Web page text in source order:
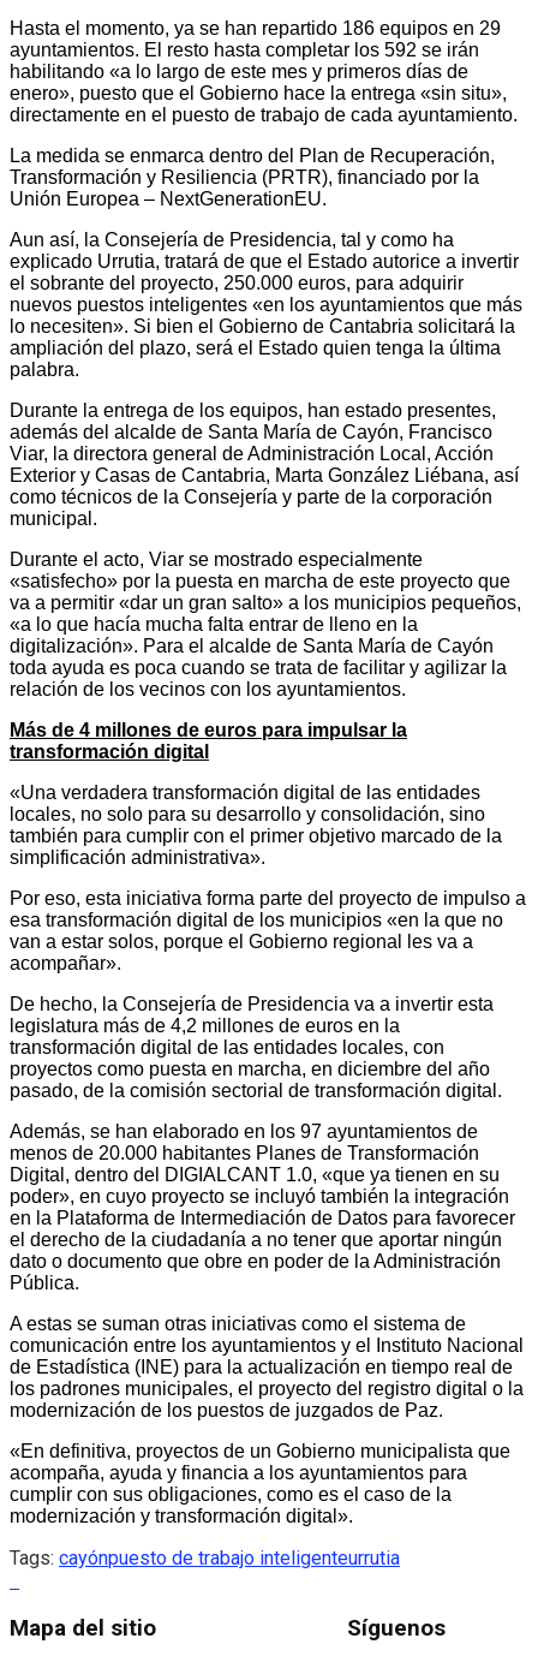
Hasta el momento, ya se han repartido 186 equipos en 29
ayuntamientos. El resto hasta completar los 592 se irán
habilitando «a lo largo de este mes y primeros días de
enero», puesto que el Gobierno hace la entrega «sin situ»,
directamente en el puesto de trabajo de cada ayuntamiento.
La medida se enmarca dentro del Plan de Recuperación,
Transformación y Resiliencia (PRTR), financiado por la
Unión Europea – NextGenerationEU.
Aun así, la Consejería de Presidencia, tal y como ha
explicado Urrutia, tratará de que el Estado autorice a invertir
el sobrante del proyecto, 250.000 euros, para adquirir
nuevos puestos inteligentes «en los ayuntamientos que más
lo necesiten». Si bien el Gobierno de Cantabria solicitará la
ampliación del plazo, será el Estado quien tenga la última
palabra.
Durante la entrega de los equipos, han estado presentes,
además del alcalde de Santa María de Cayón, Francisco
Viar, la directora general de Administración Local, Acción
Exterior y Casas de Cantabria, Marta González Liébana, así
como técnicos de la Consejería y parte de la corporación
municipal.
Durante el acto, Viar se mostrado especialmente
«satisfecho» por la puesta en marcha de este proyecto que
va a permitir «dar un gran salto» a los municipios pequeños,
«a lo que hacía mucha falta entrar de lleno en la
digitalización». Para el alcalde de Santa María de Cayón
toda ayuda es poca cuando se trata de facilitar y agilizar la
relación de los vecinos con los ayuntamientos.
Más de 4 millones de euros para impulsar la
transformación digital
«Una verdadera transformación digital de las entidades
locales, no solo para su desarrollo y consolidación, sino
también para cumplir con el primer objetivo marcado de la
simplificación administrativa».
Por eso, esta iniciativa forma parte del proyecto de impulso a
esa transformación digital de los municipios «en la que no
van a estar solos, porque el Gobierno regional les va a
acompañar».
De hecho, la Consejería de Presidencia va a invertir esta
legislatura más de 4,2 millones de euros en la
transformación digital de las entidades locales, con
proyectos como puesta en marcha, en diciembre del año
pasado, de la comisión sectorial de transformación digital.
Además, se han elaborado en los 97 ayuntamientos de
menos de 20.000 habitantes Planes de Transformación
Digital, dentro del DIGIALCANT 1.0, «que ya tienen en su
poder», en cuyo proyecto se incluyó también la integración
en la Plataforma de Intermediación de Datos para favorecer
el derecho de la ciudadanía a no tener que aportar ningún
dato o documento que obre en poder de la Administración
Pública.
A estas se suman otras iniciativas como el sistema de
comunicación entre los ayuntamientos y el Instituto Nacional
de Estadística (INE) para la actualización en tiempo real de
los padrones municipales, el proyecto del registro digital o la
modernización de los puestos de juzgados de Paz.
«En definitiva, proyectos de un Gobierno municipalista que
acompaña, ayuda y financia a los ayuntamientos para
cumplir con sus obligaciones, como es el caso de la
modernización y transformación digital».
Tags: cayónpuesto de trabajo inteligenteurrutia
Mapa del sitio Síguenos